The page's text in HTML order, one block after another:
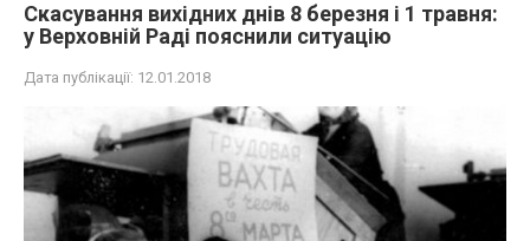
Скасування вихідних днів 8 березня і 1 травня:
у Верховній Раді пояснили ситуацію
Дата публікації: 12.01.2018